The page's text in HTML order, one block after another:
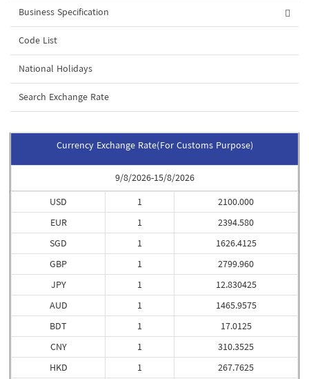
Business Specification
Code List
National Holidays
Search Exchange Rate
Currency Exchange Rate(For Customs Purpose)
9/8/2026-15/8/2026
USD
EUR
SGD
GBP
JPY
AUD
BDT
CNY
HKD
1
1
1
1
1
1
1
1
1
2100.000
2394.580
1626.4125
2799.960
12.830425
1465.9575
17.0125
310.3525
267.7625